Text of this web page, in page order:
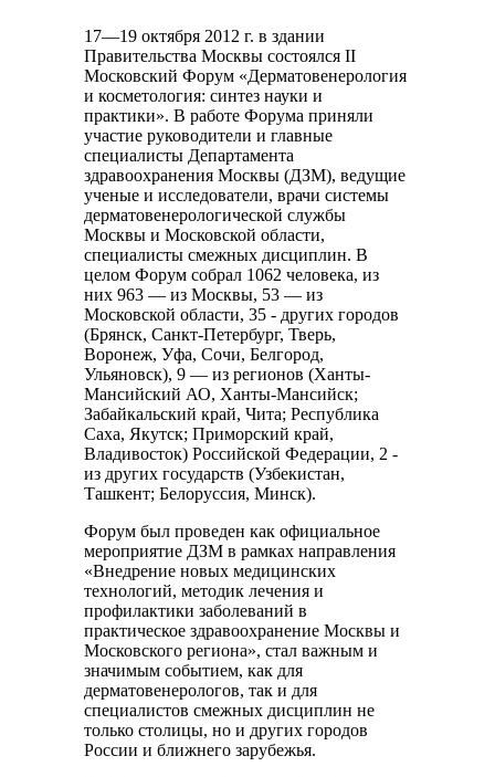
17—19 октября 2012 г. в здании
Правительства Москвы состоялся II
Московский Форум «Дерматовенерология
и косметология: синтез науки и
практики». В работе Форума приняли
участие руководители и главные
специалисты Департамента
здравоохранения Москвы (ДЗМ), ведущие
ученые и исследователи, врачи системы
дерматовенерологической службы
Москвы и Московской области,
специалисты смежных дисциплин. В
целом Форум собрал 1062 человека, из
них 963 — из Москвы, 53 — из
Московской области, 35 - других городов
(Брянск, Санкт-Петербург, Тверь,
Воронеж, Уфа, Сочи, Белгород,
Ульяновск), 9 — из регионов (Ханты-
Мансийский АО, Ханты-Мансийск;
Забайкальский край, Чита; Республика
Саха, Якутск; Приморский край,
Владивосток) Российской Федерации, 2 -
из других государств (Узбекистан,
Ташкент; Белоруссия, Минск).
Форум был проведен как официальное
мероприятие ДЗМ в рамках направления
«Внедрение новых медицинских
технологий, методик лечения и
профилактики заболеваний в
практическое здравоохранение Москвы и
Московского региона», стал важным и
значимым событием, как для
дерматовенерологов, так и для
специалистов смежных дисциплин не
только столицы, но и других городов
России и ближнего зарубежья.